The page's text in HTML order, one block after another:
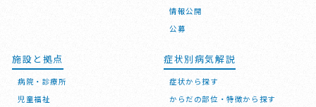
情報公開
公募
施設と拠点
病院・診療所
児童福祉
症状別病気解説
症状から探す
からだの部位・特徴から探す